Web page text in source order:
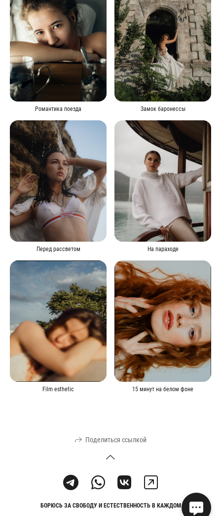
Романтика поезда Замок баронессы
Перед рассветом На параходе
Film esthetic 15 минут на белом фоне
Поделиться ссылкой
БОРЮСЬ ЗА СВОБОДУ И ЕСТЕСТВЕННОСТЬ В КАЖДОМ